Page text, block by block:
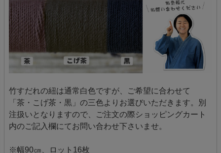
竹すだれの紐は通常白色ですが、ご希望に合わせて
「茶・こげ茶・黒」の三色よりお選びいただきます。別
注扱いとなりますので、ご注文の際ショッピングカート
内のご記入欄にてお問い合わせ下さいませ。
※幅90㎝、ロット16枚